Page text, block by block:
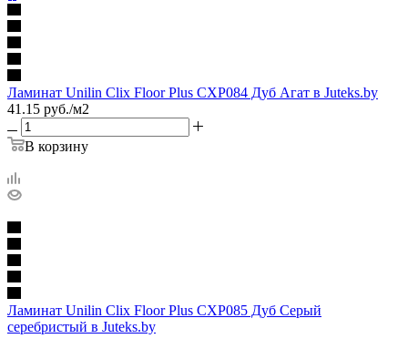
Ламинат Unilin Clix Floor Plus CXP084 Дуб Агат в Juteks.by
41.15 руб./м2
В корзину
Ламинат Unilin Clix Floor Plus CXP085 Дуб Серый
серебристый в Juteks.by